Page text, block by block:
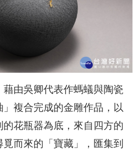
藉由吳卿代表作螞蟻與陶瓷
複合完成的金雕作品，以
花瓶器為底，來自四方的
而來的「寶藏」，匯集到